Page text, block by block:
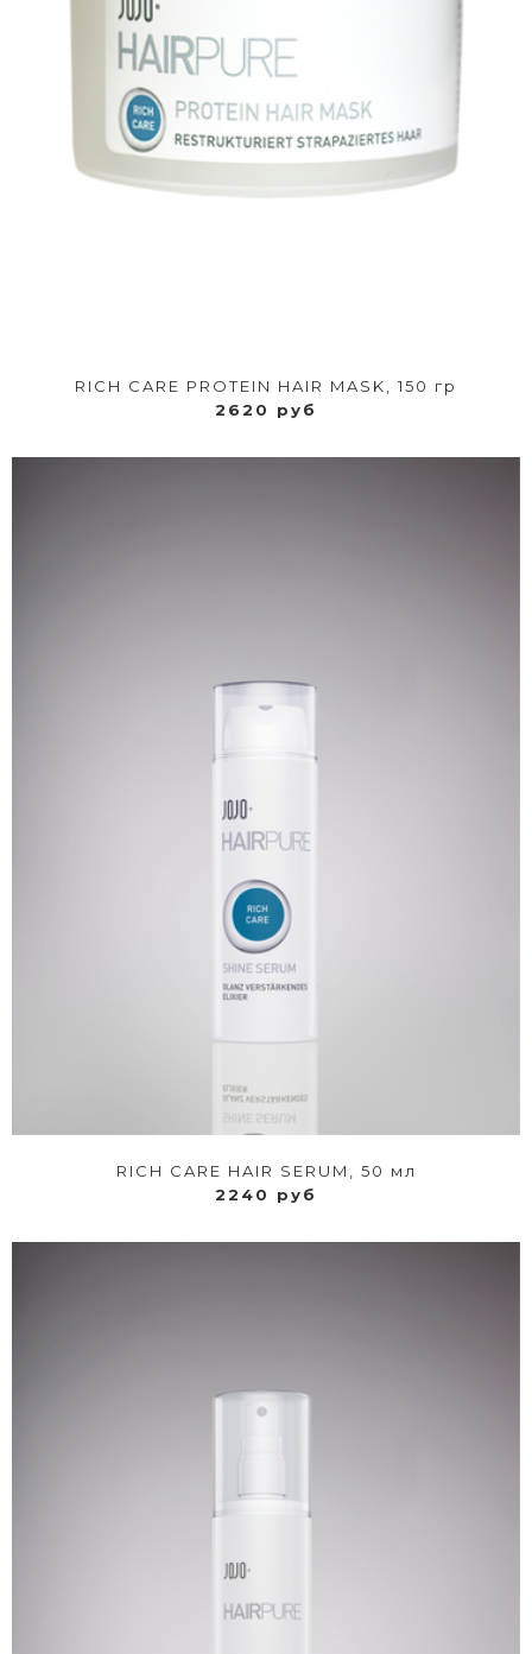
RICH CARE PROTEIN HAIR MASK, 150 гр
2620 руб
RICH CARE HAIR SERUM, 50 мл
2240 руб